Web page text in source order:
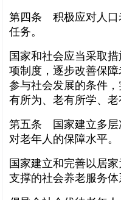
第四条 积极应对人口
任务。
国家和社会应当采取
项制度，逐步改善保
参与社会发展的条件
有所为、老有所学、老
第五条 国家建立多层
对老年人的保障水平。
国家建立和完善以居
支撑的社会养老服务体